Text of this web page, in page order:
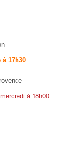
à 17h30
à 18h00